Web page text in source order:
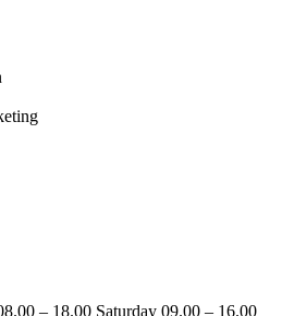
– 18.00 Saturday 09.00 – 16.00